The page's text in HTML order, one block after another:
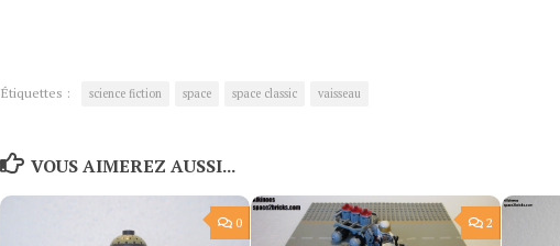
Étiquettes : science fiction space space classic vaisseau
VOUS AIMEREZ AUSSI...
0 2